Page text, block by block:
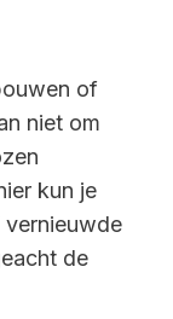
of
niet om
kun je
de